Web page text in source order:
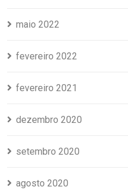
maio 2022
fevereiro 2022
fevereiro 2021
dezembro 2020
setembro 2020
agosto 2020